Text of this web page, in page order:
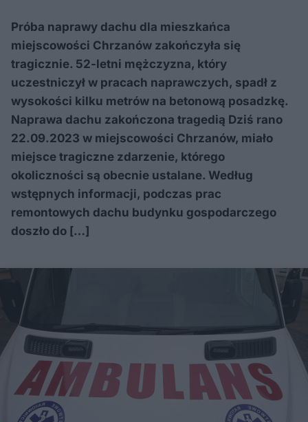
Próba naprawy dachu dla mieszkańca
miejscowości Chrzanów zakończyła się
tragicznie. 52-letni mężczyzna, który
uczestniczył w pracach naprawczych, spadł z
wysokości kilku metrów na betonową posadzkę.
Naprawa dachu zakończona tragedią Dziś rano
22.09.2023 w miejscowości Chrzanów, miało
miejsce tragiczne zdarzenie, którego
okoliczności są obecnie ustalane. Według
wstępnych informacji, podczas prac
remontowych dachu budynku gospodarczego
doszło do […]